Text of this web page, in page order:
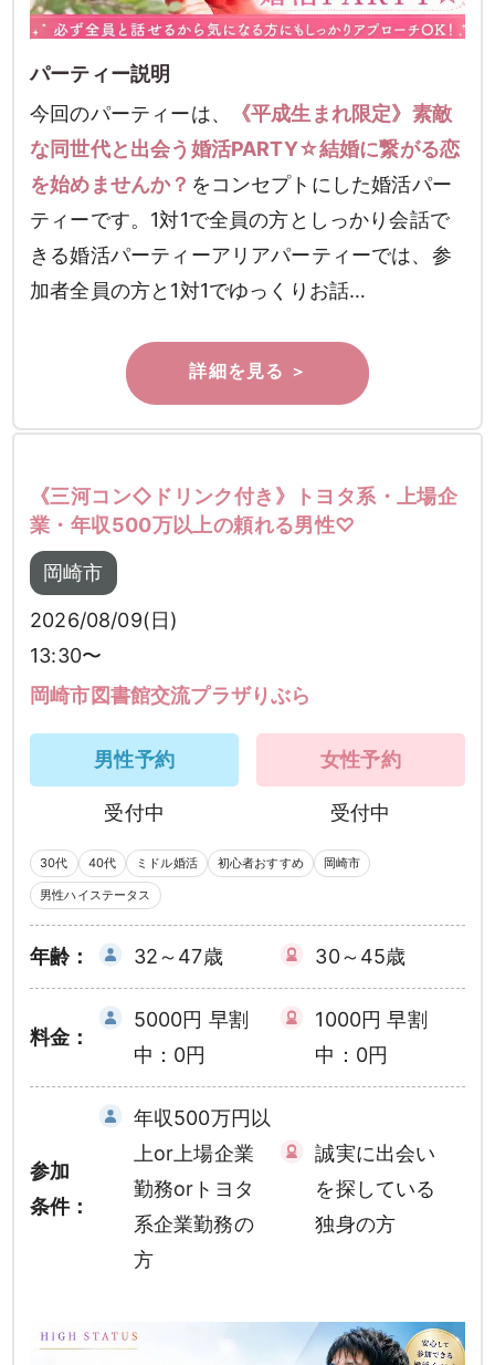
パーティー説明
今回のパーティーは、
《平成生まれ限定》素敵
な同世代と出会う婚活PARTY☆結婚に繋がる恋
を始めませんか？ をコンセプトにした婚活パー
ティーです。1対1で全員の方としっかり会話で
きる婚活パーティーアリアパーティーでは、参
加者全員の方と1対1でゆっくりお話…
《三河コン◇ドリンク付き》トヨタ系・上場企
業・年収500万以上の頼れる男性♡
岡崎市
2026/08/09(日)
13:30〜
岡崎市図書館交流プラザりぶら
男性予約
受付中
女性予約
受付中
30代 40代 ミドル婚活 初心者おすすめ 岡崎市
男性ハイステータス
年齢： 32～47歳 30～45歳
料金：
5000円 早割
中：0円
1000円 早割
中：0円
参加
条件：
年収500万円以
上or上場企業
勤務orトヨタ
系企業勤務の
方
誠実に出会い
を探している
独身の方